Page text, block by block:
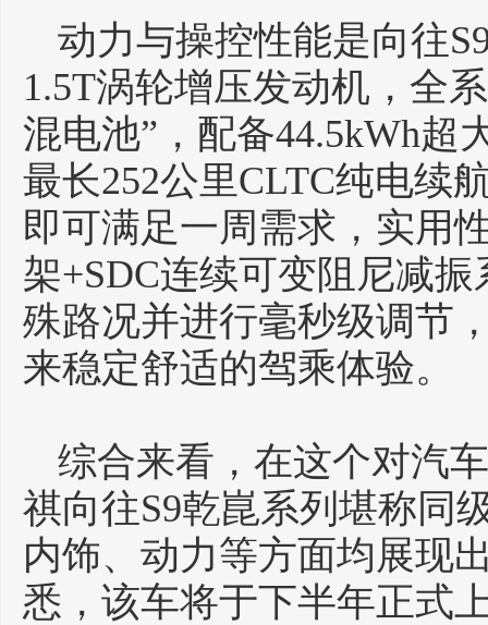
动力与操控性能是向往
1.5T涡轮增压发动机，全
混电池”，配备44.5kWh超
最长252公里CLTC纯电续
即可满足一周需求，实用
架+SDC连续可变阻尼减
殊路况并进行毫秒级调节
来稳定舒适的驾乘体验。
综合来看，在这个对汽
祺向往S9乾崑系列堪称同
内饰、动力等方面均展现
悉，该车将于下半年正式